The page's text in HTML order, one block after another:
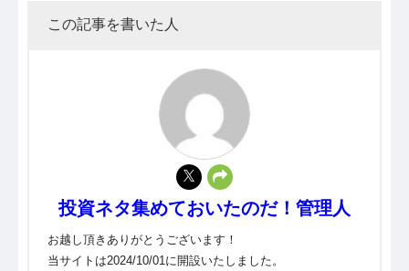
この記事を書いた人
投資ネタ集めておいたのだ！管理人
お越し頂きありがとうございます！
当サイトは2024/10/01に開設いたしました。